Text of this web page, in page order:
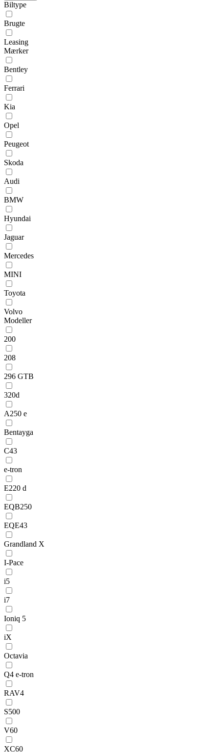
Biltype
Brugte
Leasing
Mærker
Bentley
Ferrari
Kia
Opel
Peugeot
Skoda
Audi
BMW
Hyundai
Jaguar
Mercedes
MINI
Toyota
Volvo
Modeller
200
208
296 GTB
320d
A250 e
Bentayga
C43
e-tron
E220 d
EQB250
EQE43
Grandland X
I-Pace
i5
i7
Ioniq 5
iX
Octavia
Q4 e-tron
RAV4
S500
V60
XC60